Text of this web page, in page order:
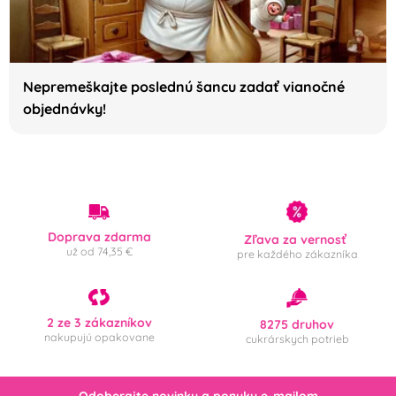
Veľká noc Vánoce
království
v elektrické troubě v plynové troubě
troubě
v mrazničce
Krajina pôvodu
Nepremeškajte poslednú šancu zadať vianočné
objednávky!
Doprava zdarma
už od 74,35 €
Zľava za vernosť
pre každého zákazníka
2 ze 3 zákazníkov
nakupujú opakovane
8275 druhov
cukrárskych potrieb